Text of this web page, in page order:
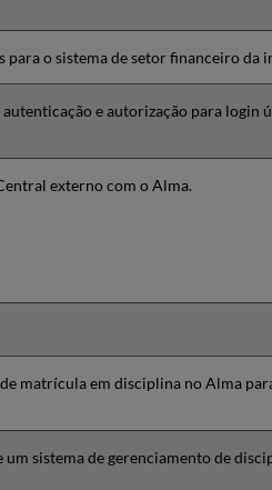
para o sistema de setor financeiro da
e autorização para login
externo com o Alma.
matrícula em disciplina no Alma
sistema de gerenciamento de